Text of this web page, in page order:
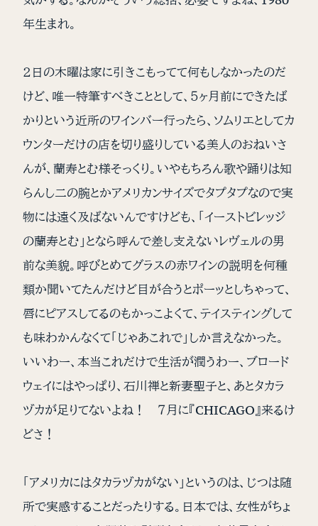
年生まれ。
２日の木曜は家に引きこもってて何もしなかったのだ
けど、唯一特筆すべきこととして、５ヶ月前にできたば
かりという近所のワインバー行ったら、ソムリエとしてカ
ウンターだけの店を切り盛りしている美人のおねいさ
んが、蘭寿とむ様そっくり。いやもちろん歌や踊りは知
らんし二の腕とかアメリカンサイズでタプタプなので実
物には遠く及ばないんですけども、「イーストビレッジ
の蘭寿とむ」となら呼んで差し支えないレヴェルの男
前な美貌。呼びとめてグラスの赤ワインの説明を何種
類か聞いてたんだけど目が合うとポーッとしちゃって、
唇にピアスしてるのもかっこよくて、テイスティングして
も味わかんなくて「じゃあこれで」しか言えなかった。
いいわー、本当これだけで生活が潤うわー、ブロード
ウェイにはやっぱり、石川禅と新妻聖子と、あとタカラ
ヅカが足りてないよね！ ７月に『CHICAGO』来るけ
どさ！
「アメリカにはタカラヅカがない」というのは、じつは随
所で実感することだったりする。日本では、女性がちょ